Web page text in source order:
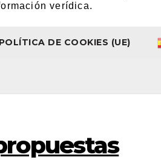
verídica.
POLÍTICA DE COOKIES (UE)